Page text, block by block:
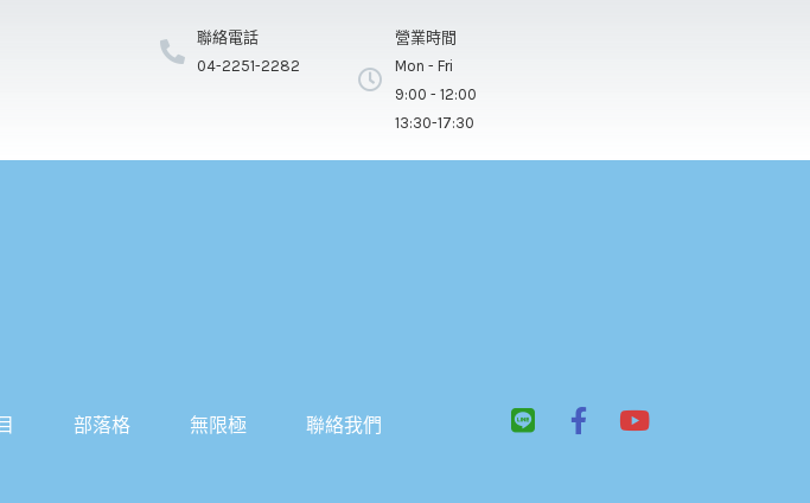
聯絡電話
04-2251-2282
營業時間
Mon - Fri
9:00 - 12:00
13:30-17:30
部落格 無限極 聯絡我們
L
F
Y